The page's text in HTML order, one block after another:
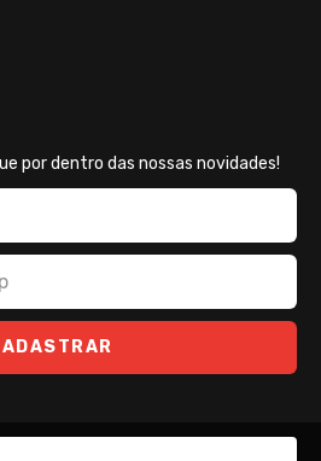
por dentro das nossas novidades!